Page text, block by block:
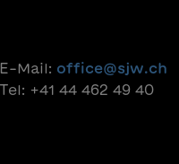
E-Mail: office@sjw.ch
Tel: +41 44 462 49 40